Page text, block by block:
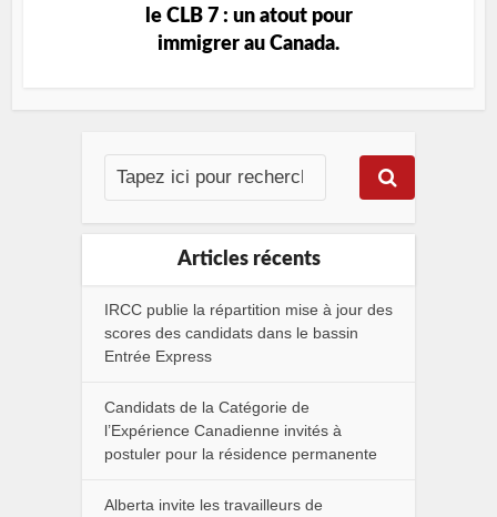
le CLB 7 : un atout pour
immigrer au Canada.
Articles récents
IRCC publie la répartition mise à jour des
scores des candidats dans le bassin
Entrée Express
Candidats de la Catégorie de
l’Expérience Canadienne invités à
postuler pour la résidence permanente
Alberta invite les travailleurs de